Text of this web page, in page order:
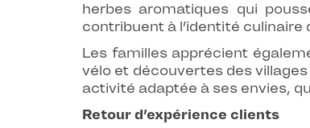
herbes aromatiques qui
contribuent à l’identité culinaire
Les familles apprécient
vélo et découvertes des
activité adaptée à ses envies,
Retour d’expérience clients